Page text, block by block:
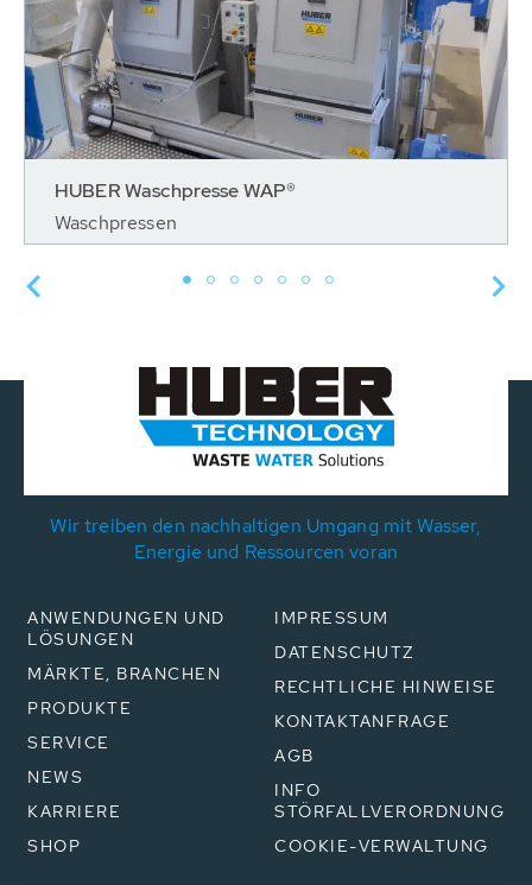
HUBER Waschpresse WAP®
Waschpressen
Wir treiben den nachhaltigen Umgang mit Wasser,
Energie und Ressourcen voran
ANWENDUNGEN UND
LÖSUNGEN
MÄRKTE, BRANCHEN
PRODUKTE
SERVICE
NEWS
KARRIERE
SHOP
IMPRESSUM
DATENSCHUTZ
RECHTLICHE HINWEISE
KONTAKTANFRAGE
AGB
INFO
STÖRFALLVERORDNUNG
COOKIE-VERWALTUNG